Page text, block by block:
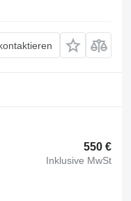
550 €
Inklusive MwSt